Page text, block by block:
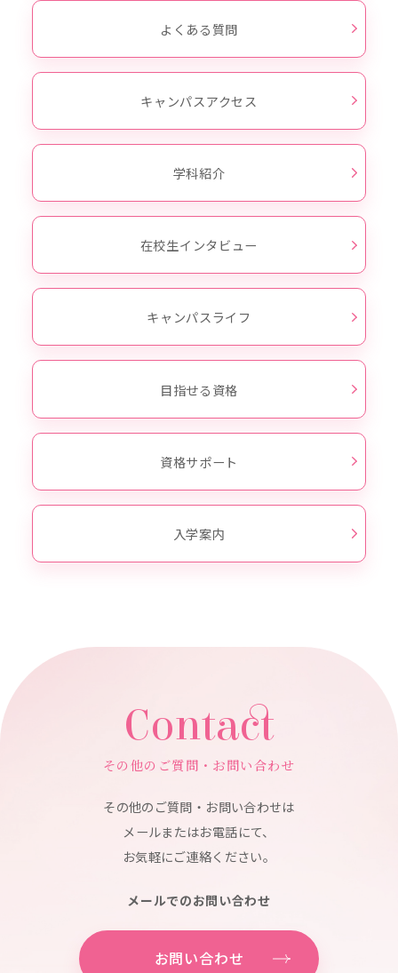
よくある質問
キャンパスアクセス
学科紹介
在校生インタビュー
キャンパスライフ
目指せる資格
資格サポート
入学案内
Contact
その他のご質問・お問い合わせ
その他のご質問・お問い合わせは
メールまたはお電話にて、
お気軽にご連絡ください。
メールでのお問い合わせ
お問い合わせ